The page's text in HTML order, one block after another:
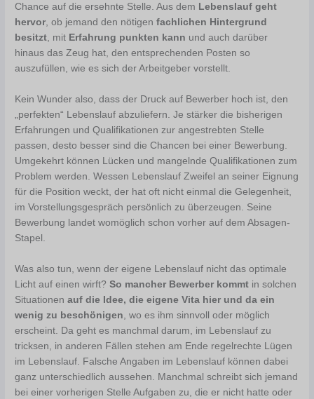
Chance auf die ersehnte Stelle. Aus dem Lebenslauf geht
hervor , ob jemand den nötigenfachlichen Hintergrund
besitzt , mit Erfahrung punkten kann und auch darüber
hinaus das Zeug hat, den entsprechenden Posten so
auszufüllen, wie es sich der Arbeitgeber vorstellt.
Kein Wunder also, dass der Druck auf Bewerber hoch ist, den
„perfekten“ Lebenslauf abzuliefern. Je stärker die bisherigen
Erfahrungen und Qualifikationen zur angestrebten Stelle
passen, desto besser sind die Chancen bei einer Bewerbung.
Umgekehrt können Lücken und mangelnde Qualifikationen zum
Problem werden. Wessen Lebenslauf Zweifel an seiner Eignung
für die Position weckt, der hat oft nicht einmal die Gelegenheit,
im Vorstellungsgespräch persönlich zu überzeugen. Seine
Bewerbung landet womöglich schon vorher auf dem Absagen-
Stapel.
Was also tun, wenn der eigene Lebenslauf nicht das optimale
Licht auf einen wirft?So mancher Bewerber kommt in solchen
Situationen auf die Idee, die eigene Vita hier und da ein
wenig zu beschönigen , wo es ihm sinnvoll oder möglich
erscheint. Da geht es manchmal darum, im Lebenslauf zu
tricksen, in anderen Fällen stehen am Ende regelrechte Lügen
im Lebenslauf. Falsche Angaben im Lebenslauf können dabei
ganz unterschiedlich aussehen. Manchmal schreibt sich jemand
bei einer vorherigen Stelle Aufgaben zu, die er nicht hatte oder